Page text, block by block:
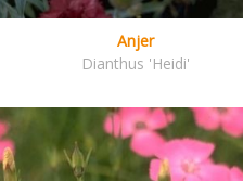
Anjer
Dianthus 'Heidi'